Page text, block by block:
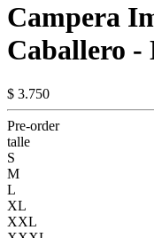
Campera
Caballero -
$ 3.750
Pre-order
talle
S
M
L
XL
XXL